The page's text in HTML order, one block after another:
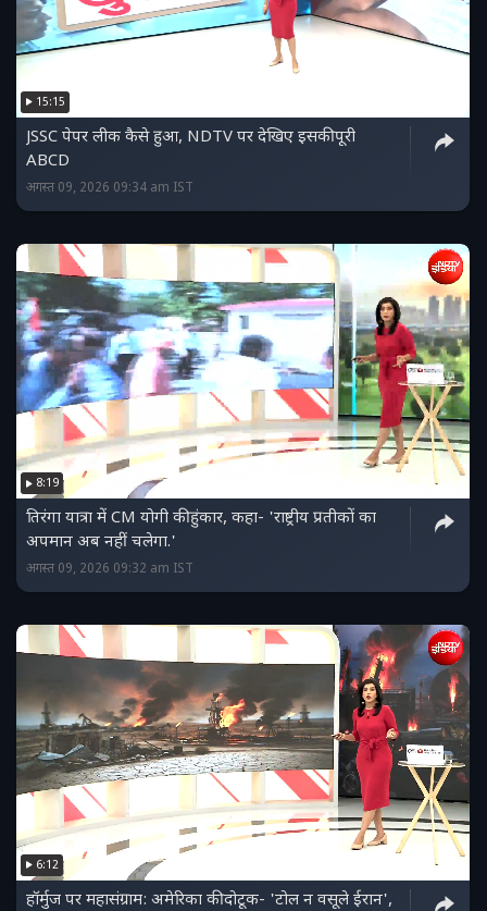
15:15
JSSC पेपर लीक कैसे हुआ, NDTV पर देखिए इसकी पूरी
ABCD
अगस्त 09, 2026 09:34 am IST
8:19
तिरंगा यात्रा में CM योगी की हुंकार, कहा- 'राष्ट्रीय प्रतीकों का
अपमान अब नहीं चलेगा.'
अगस्त 09, 2026 09:32 am IST
6:12
हॉर्मुज पर महासंग्राम: अमेरिका की दोटूक- 'टोल न वसूले ईरान',